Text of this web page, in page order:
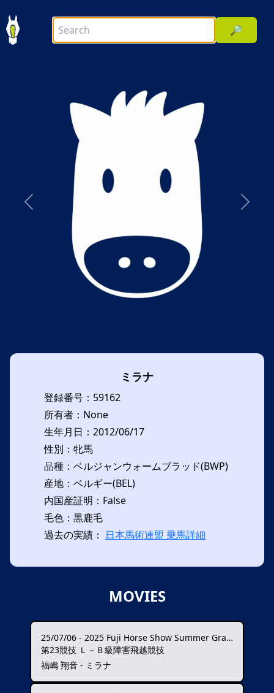
🔎
前へ 次へ
ミラナ
登録番号：59162
所有者：None
生年月日：2012/06/17
性別：牝馬
品種：ベルジャンウォームブラッド(BWP)
産地：ベルギー(BEL)
内国産証明：False
毛色：黒鹿毛
過去の実績： 日本馬術連盟 乗馬詳細
MOVIES
25/07/06 - 2025 Fuji Horse Show Summer Grand Prix ★★★
第23競技 Ｌ－Ｂ級障害飛越競技
福嶋 翔音 - ミラナ